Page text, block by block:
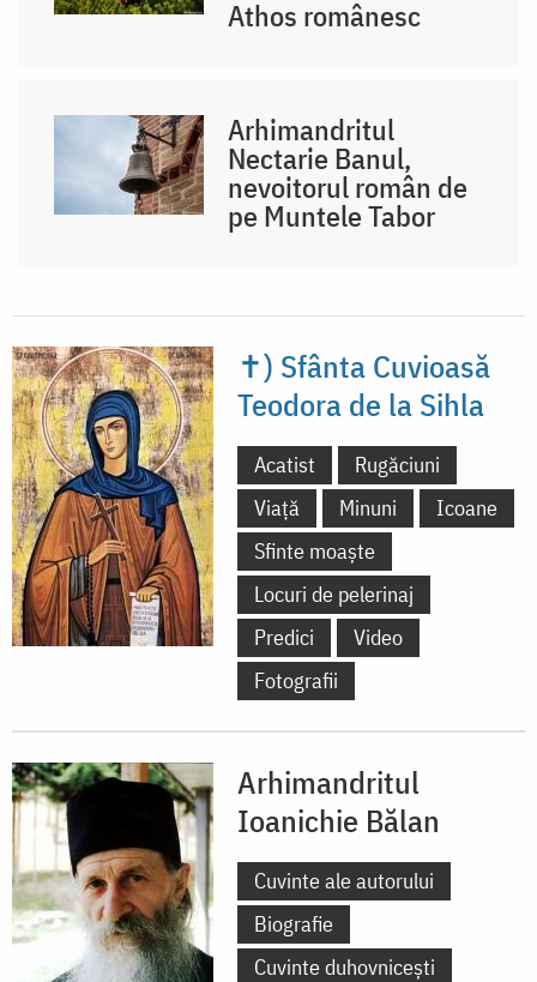
Athos românesc
Arhimandritul
Nectarie Banul,
nevoitorul român de
pe Muntele Tabor
✝) Sfânta Cuvioasă
Teodora de la Sihla
Acatist
Rugăciuni
Viață
Minuni
Icoane
Sfinte moaște
Locuri de pelerinaj
Predici
Video
Fotografii
Arhimandritul
Ioanichie Bălan
Cuvinte ale autorului
Biografie
Cuvinte duhovnicești